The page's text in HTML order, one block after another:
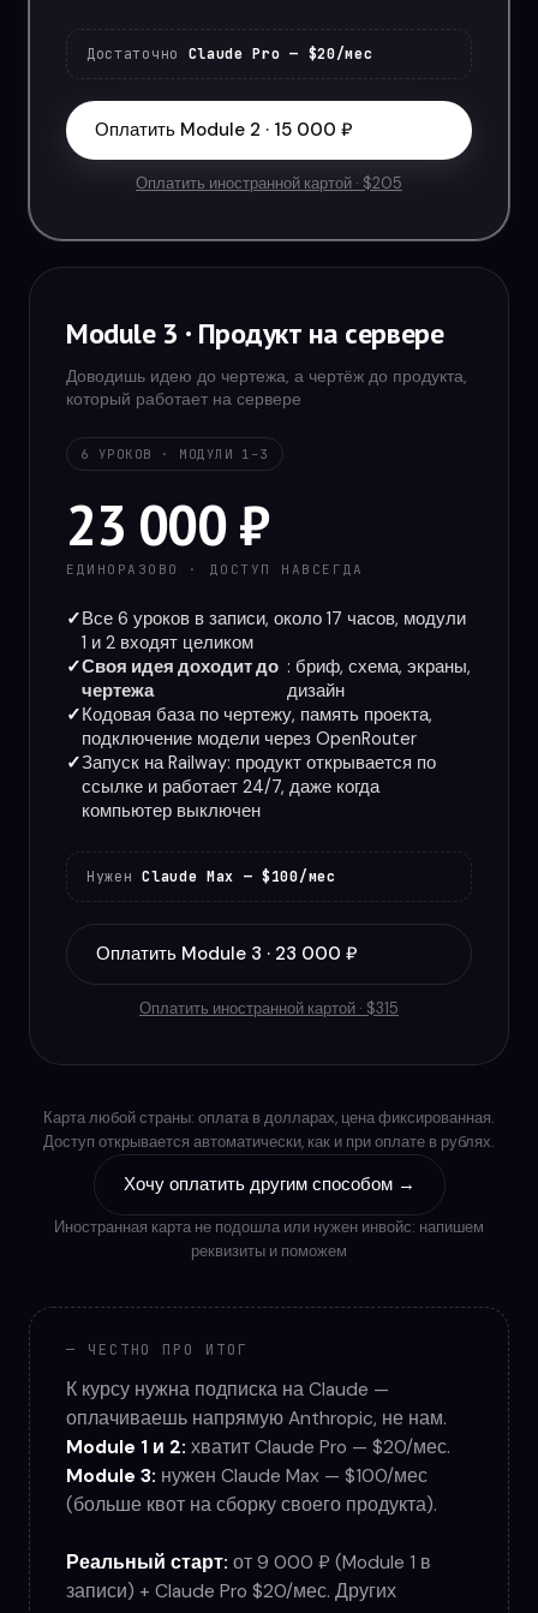
Достаточно Claude Pro — $20/мес
Оплатить Module 2 · 15 000 ₽
Оплатить иностранной картой · $205
Module 3 · Продукт на сервере
Доводишь идею до чертежа, а чертёж до продукта,
который работает на сервере
6 УРОКОВ · МОДУЛИ 1–3
23 000 ₽
ЕДИНОРАЗОВО · ДОСТУП НАВСЕГДА
Все 6 уроков в записи, около 17 часов, модули
1 и 2 входят целиком
Своя идея доходит до
чертежа
: бриф, схема, экраны,
дизайн
Кодовая база по чертежу, память проекта,
подключение модели через OpenRouter
Запуск на Railway: продукт открывается по
ссылке и работает 24/7, даже когда
компьютер выключен
НуженClaude Max — $100/мес
Оплатить Module 3 · 23 000 ₽
Оплатить иностранной картой · $315
Карта любой страны: оплата в долларах, цена фиксированная.
Доступ открывается автоматически, как и при оплате в рублях.
Хочу оплатить другим способом →
Иностранная карта не подошла или нужен инвойс: напишем
реквизиты и поможем
— ЧЕСТНО ПРО ИТОГ
К курсу нужна подписка на Claude —
оплачиваешь напрямую Anthropic, не нам.
Module 1 и 2: хватит Claude Pro — $20/мес.
Module 3: нужен Claude Max — $100/мес
(больше квот на сборку своего продукта).
Реальный старт: от 9 000 ₽ (Module 1 в
записи) + Claude Pro $20/мес. Других